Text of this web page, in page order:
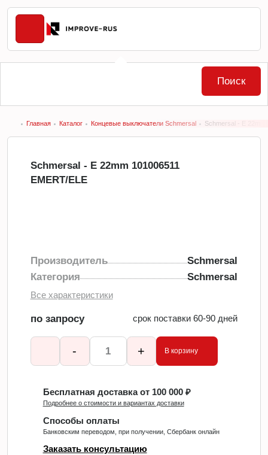
Главная Каталог Концевые выключатели Schmersal Schmersal - E 22mm
Schmersal - E 22mm 101006511
EMERT/ELE
Производитель
Schmersal
Категория
Schmersal
Все характеристики
по запросу срок поставки 60-90 дней
- + В корзину
Бесплатная доставка от 100 000 ₽
Подробнее о стоимости и вариантах доставки
Способы оплаты
Банковским переводом, при получении, Сбербанк онлайн
Заказать консультацию
Поиск